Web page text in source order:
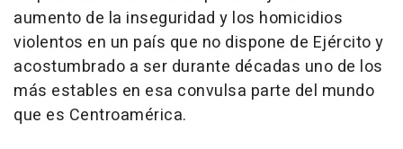
aumento de la inseguridad y los homicidios
violentos en un país que no dispone de Ejército y
acostumbrado a ser durante décadas uno de los
más estables en esa convulsa parte del mundo
que es Centroamérica.